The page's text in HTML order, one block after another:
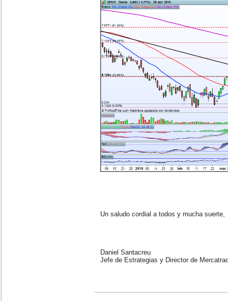
Un saludo cordial a todos y mucha suerte,
Daniel Santacreu
Jefe de Estrategias y Director de